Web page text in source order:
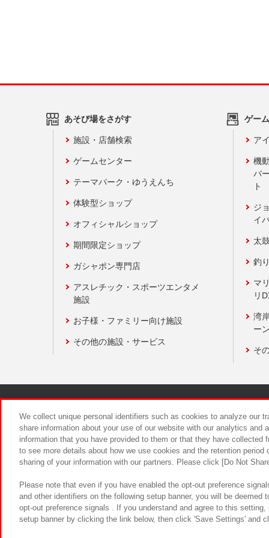
あそび場をさがす
施設・店舗検索
ゲームセンター
テーマパーク・ゆうえんち
体験型ショップ
オフィシャルショップ
期間限定ショップ
ガシャポン専門店
アスレチック・スポーツエンタメ
施設
お子様・ファミリー向け施設
その他の施設・サービス
ゲー
ア
機
バ
ト
ジ
イ
太
釣
マ
リ
湾
ー
そ
食品のご
We collect unique personal identifiers such as cookies to analyze our
share information about your use of our website with our analytics and
information that you have provided to them or that they have
to see more details about how we use cookies and the retention
sharing of your information with our partners. Please click [Do Not
Please note that even if you have enabled the opt-out preference
and other identifiers on the following setup banner, you will be
opt-out preference signals . If you understand and agree to this
setup banner by clicking the link below, then click 'Save Settings' and